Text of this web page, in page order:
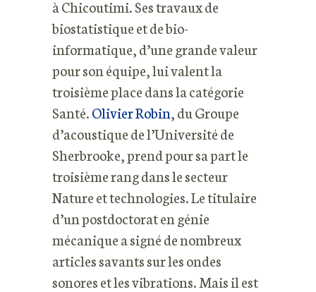
à Chicoutimi. Ses travaux de
biostatistique et de bio-
informatique, d’une grande valeur
pour son équipe, lui valent la
troisième place dans la catégorie
Santé.Olivier Robin, du Groupe
d’acoustique de l’Université de
Sherbrooke, prend pour sa part le
troisième rang dans le secteur
Nature et technologies. Le titulaire
d’un postdoctorat en génie
mécanique a signé de nombreux
articles savants sur les ondes
sonores et les vibrations. Mais il est